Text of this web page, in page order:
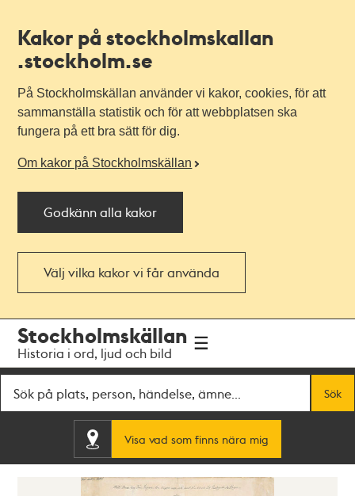
Kakor på stockholmskallan
.stockholm.se
På Stockholmskällan använder vi kakor, cookies, för att
sammanställa statistik och för att webbplatsen ska
fungera på ett bra sätt för dig.
Om kakor på Stockholmskällan
Godkänn alla kakor
Välj vilka kakor vi får använda
navigationen
huvudinnehållet
Stockholmskällan
Historia i ord, ljud och bild
Sök
Visa vad som finns nära mig